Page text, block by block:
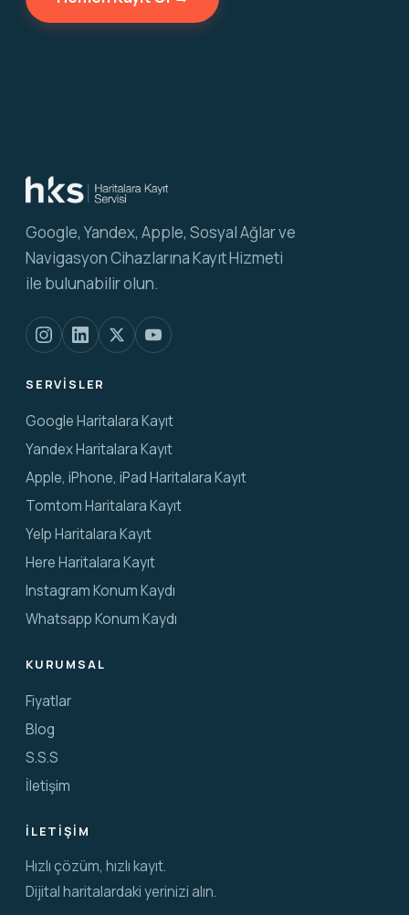
Google, Yandex, Apple, Sosyal Ağlar ve
Navigasyon Cihazlarına Kayıt Hizmeti
ile bulunabilir olun.
SERVISLER
Google Haritalara Kayıt
Yandex Haritalara Kayıt
Apple, iPhone, iPad Haritalara Kayıt
Tomtom Haritalara Kayıt
Yelp Haritalara Kayıt
Here Haritalara Kayıt
Instagram Konum Kaydı
Whatsapp Konum Kaydı
KURUMSAL
Fiyatlar
Blog
S.S.S
İletişim
İLETIŞIM
Hızlı çözüm, hızlı kayıt.
Dijital haritalardaki yerinizi alın.